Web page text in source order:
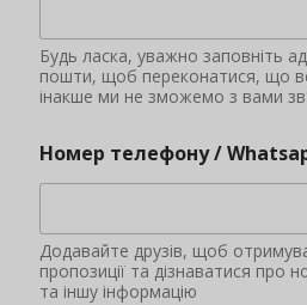
Будь ласка, уважно заповніть
пошти, щоб переконатися, що
інакше ми не зможемо з вами
Номер телефону /
Додавайте друзів, щоб
пропозиції та дізнаватися про
та іншу інформацію